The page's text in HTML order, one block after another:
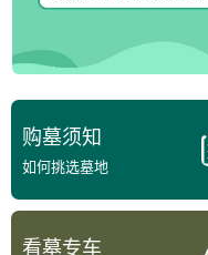
购墓须知
如何挑选墓地
看墓专车